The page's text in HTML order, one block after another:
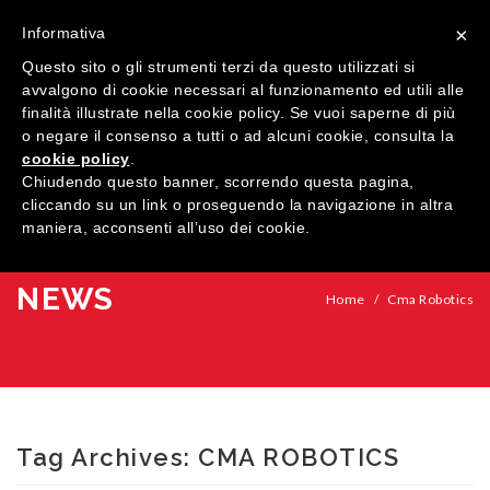
MENU
HOME
AZIENDA
Legno
Porte
ARREDI SU MISURA
NEWS Home / Cma Robotics
Tag Archives: CMA ROBOTICS
×
Informativa
Questo sito o gli strumenti terzi da questo utilizzati si
avvalgono di cookie necessari al funzionamento ed utili alle
finalità illustrate nella cookie policy. Se vuoi saperne di più
o negare il consenso a tutti o ad alcuni cookie, consulta la
cookie policy
Chiudendo questo banner, scorrendo questa pagina,
cliccando su un link o proseguendo la navigazione in altra
maniera, acconsenti all’uso dei cookie.